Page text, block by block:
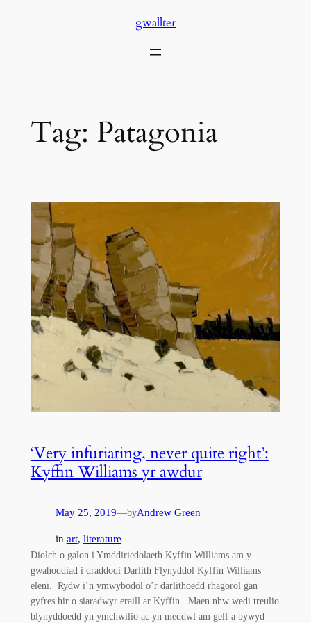
gwallter
Tag: Patagonia
‘Very infuriating, never quite right’:
Kyffin Williams yr awdur
May 25, 2019—byAndrew Green
in art, literature
Diolch o galon i Ymddiriedolaeth Kyffin Williams am y
gwahoddiad i draddodi Darlith Flynyddol Kyffin Williams
eleni. Rydw i’n ymwybodol o’r darlithoedd rhagorol gan
gyfres hir o siaradwyr eraill ar Kyffin. Maen nhw wedi treulio
blynyddoedd yn ymchwilio ac yn meddwl am gelf a bywyd